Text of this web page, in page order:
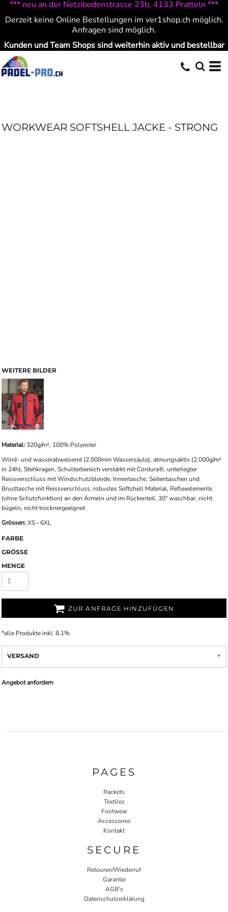
*** neu an der Netzibodenstrasse 23b, 4133 Pratteln ***
Derzeit keine Online Bestellungen im ver1shop.ch möglich.
Anfragen sind möglich.
Kunden und Team Shops sind weiterhin aktiv und bestellbar
WORKWEAR SOFTSHELL JACKE - STRONG
WEITERE BILDER
Material:320g/m², 100% Polyester
Wind- und wasserabweisend (2.000mm Wassersäule), atmungsaktiv (2.000g/m²
in 24h), Stehkragen, Schulterbereich verstärkt mit Cordura®, unterlegter
Reissverschluss mit Windschutzblende, Innentasche, Seitentaschen und
Brusttasche mit Reissverschluss, robustes Softshell Material, Reflexelemente
(ohne Schutzfunktion) an den Ärmeln und im Rückenteil, 30° waschbar, nicht
bügeln, nicht trocknergeeignet
Grössen:XS – 6XL
FARBE
GRÖSSE
MENGE
ZUR ANFRAGE HINZUFÜGEN
*alle Produkte inkl. 8.1%
VERSAND
Angebot anfordern
PAGES
Rackets
Textiles
Footwear
Accessoires
Kontakt
SECURE
Retouren/Wiederruf
Garantie
AGB's
Datenschutzerklärung